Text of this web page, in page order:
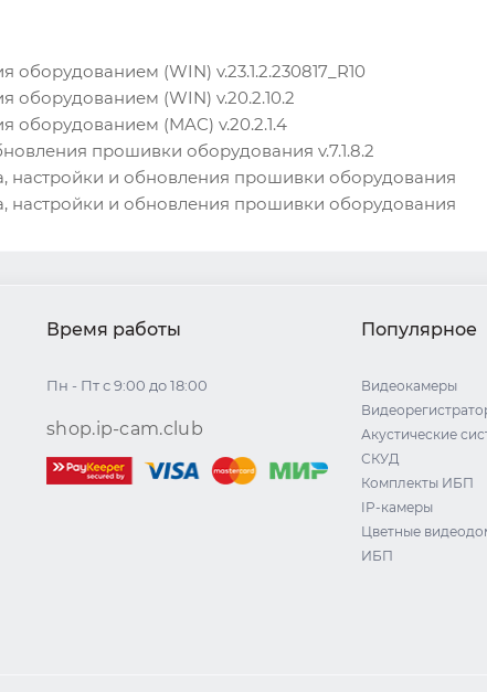
(WIN) v.23.1.2.230817_R10
оборудованием (WIN) v.20.2.10.2
оборудованием (MAC) v.20.2.1.4
прошивки оборудования v.7.1.8.2
настройки и обновления прошивки оборудования
настройки и обновления прошивки оборудования
Время работы
Пн - Пт с 9:00 до 18:00
shop.ip-cam.club
Популярное
Видеокамеры
Акустические
СКУД
Комплекты ИБП
IP-камеры
Цветные
ИБП